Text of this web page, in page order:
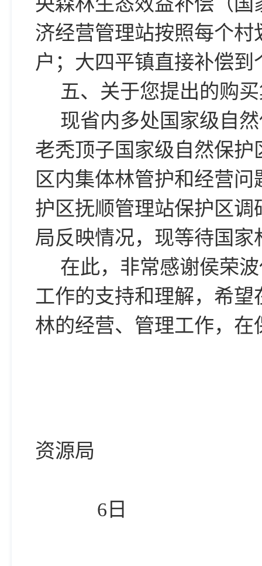
济经营管理站按照每个
户；大四平镇直接补偿
五、关于您提出的购
现省内多处国家级自
老秃顶子国家级自然保
区内集体林管护和经营
护区抚顺管理站保护区
局反映情况，现等待国
在此，非常感谢侯荣
工作的支持和理解，希
林的经营、管理工作，
资源局
6日